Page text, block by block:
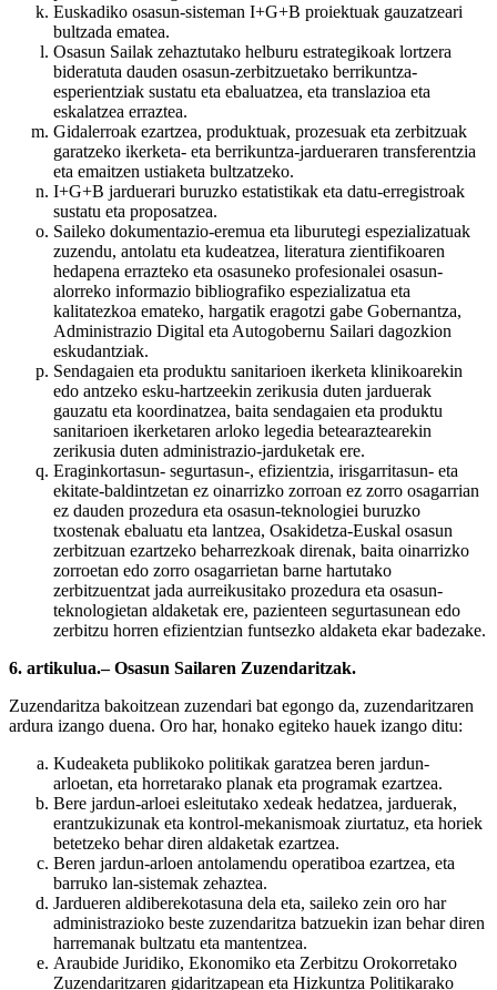
Euskadiko osasun-sisteman I+G+B proiektuak gauzatzeari
bultzada ematea.
Osasun Sailak zehaztutako helburu estrategikoak lortzera
bideratuta dauden osasun-zerbitzuetako berrikuntza-
esperientziak sustatu eta ebaluatzea, eta translazioa eta
eskalatzea erraztea.
Gidalerroak ezartzea, produktuak, prozesuak eta zerbitzuak
garatzeko ikerketa- eta berrikuntza-jardueraren transferentzia
eta emaitzen ustiaketa bultzatzeko.
I+G+B jarduerari buruzko estatistikak eta datu-erregistroak
sustatu eta proposatzea.
Saileko dokumentazio-eremua eta liburutegi espezializatuak
zuzendu, antolatu eta kudeatzea, literatura zientifikoaren
hedapena errazteko eta osasuneko profesionalei osasun-
alorreko informazio bibliografiko espezializatua eta
kalitatezkoa emateko, hargatik eragotzi gabe Gobernantza,
Administrazio Digital eta Autogobernu Sailari dagozkion
eskudantziak.
Sendagaien eta produktu sanitarioen ikerketa klinikoarekin
edo antzeko esku-hartzeekin zerikusia duten jarduerak
gauzatu eta koordinatzea, baita sendagaien eta produktu
sanitarioen ikerketaren arloko legedia betearaztearekin
zerikusia duten administrazio-jarduketak ere.
Eraginkortasun- segurtasun-, efizientzia, irisgarritasun- eta
ekitate-baldintzetan ez oinarrizko zorroan ez zorro osagarrian
ez dauden prozedura eta osasun-teknologiei buruzko
txostenak ebaluatu eta lantzea, Osakidetza-Euskal osasun
zerbitzuan ezartzeko beharrezkoak direnak, baita oinarrizko
zorroetan edo zorro osagarrietan barne hartutako
zerbitzuentzat jada aurreikusitako prozedura eta osasun-
teknologietan aldaketak ere, pazienteen segurtasunean edo
zerbitzu horren efizientzian funtsezko aldaketa ekar badezake.
6. artikulua.– Osasun Sailaren Zuzendaritzak.
Zuzendaritza bakoitzean zuzendari bat egongo da, zuzendaritzaren
ardura izango duena. Oro har, honako egiteko hauek izango ditu:
Kudeaketa publikoko politikak garatzea beren jardun-
arloetan, eta horretarako planak eta programak ezartzea.
Bere jardun-arloei esleitutako xedeak hedatzea, jarduerak,
erantzukizunak eta kontrol-mekanismoak ziurtatuz, eta horiek
betetzeko behar diren aldaketak ezartzea.
Beren jardun-arloen antolamendu operatiboa ezartzea, eta
barruko lan-sistemak zehaztea.
Jardueren aldiberekotasuna dela eta, saileko zein oro har
administrazioko beste zuzendaritza batzuekin izan behar diren
harremanak bultzatu eta mantentzea.
Araubide Juridiko, Ekonomiko eta Zerbitzu Orokorretako
Zuzendaritzaren gidaritzapean eta Hizkuntza Politikarako